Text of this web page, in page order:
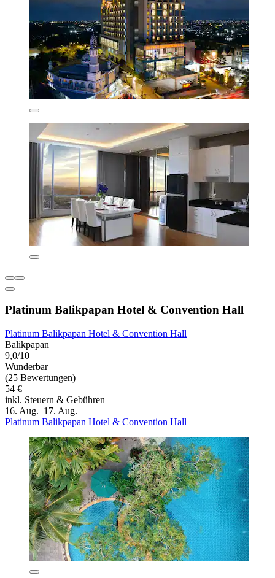
Platinum Balikpapan Hotel & Convention Hall
Platinum Balikpapan Hotel & Convention Hall
Balikpapan
9,0/10
Wunderbar
(25 Bewertungen)
54 €
inkl. Steuern & Gebühren
16. Aug.–17. Aug.
Platinum Balikpapan Hotel & Convention Hall